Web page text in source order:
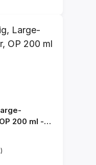
200 ml -